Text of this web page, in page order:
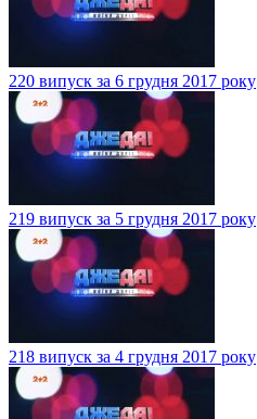
220 випуск за 6 грудня 2017 року
219 випуск за 5 грудня 2017 року
218 випуск за 4 грудня 2017 року